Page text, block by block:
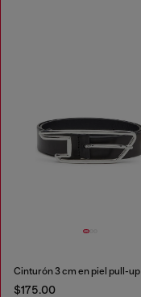
Cinturón 3 cm en piel pull-up
$175.00